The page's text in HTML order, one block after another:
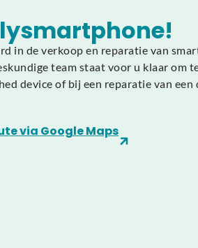
in de verkoop en reparatie van
team staat voor u klaar om
device of bij een reparatie van een
via Google Maps